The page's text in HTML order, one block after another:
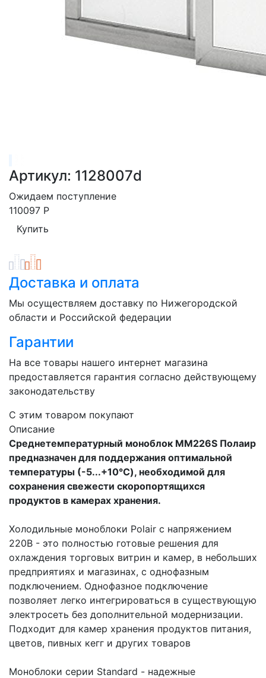
Артикул: 1128007d
Ожидаем поступление
110097 Р
Доставка и оплата
Мы осуществляем доставку по Нижегородской
области и Российской федерации
Гарантии
На все товары нашего интернет магазина
предоставляется гарантия согласно действующему
законодательству
C этим товаром покупают
Описание
Среднетемпературный моноблок MM226S Полаир
предназначен для поддержания оптимальной
температуры (-5...+10°C), необходимой для
сохранения свежести скоропортящихся
продуктов в камерах хранения.
Холодильные моноблоки Polair с напряжением
220В - это полностью готовые решения для
охлаждения торговых витрин и камер, в небольших
предприятиях и магазинах, с однофазным
подключением. Однофазное подключение
позволяет легко интегрироваться в существующую
электросеть без дополнительной модернизации.
Подходит для камер хранения продуктов питания,
цветов, пивных кегг и других товаров
Моноблоки серии Standard - надежные